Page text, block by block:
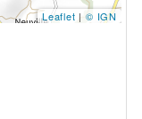
Leaflet |© IGN